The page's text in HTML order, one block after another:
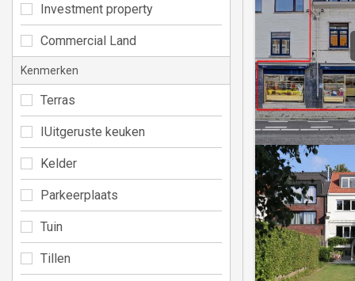
Investment property
Commercial Land
Kenmerken
Terras
IUitgeruste keuken
Kelder
Parkeerplaats
Tuin
Tillen